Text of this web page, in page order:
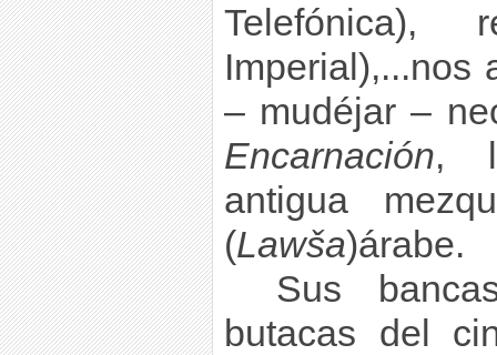
Telefónica),
Imperial),...nos
– mudéjar –
Encarnación,
antigua
(Lawša)árabe.
Sus
butacas del